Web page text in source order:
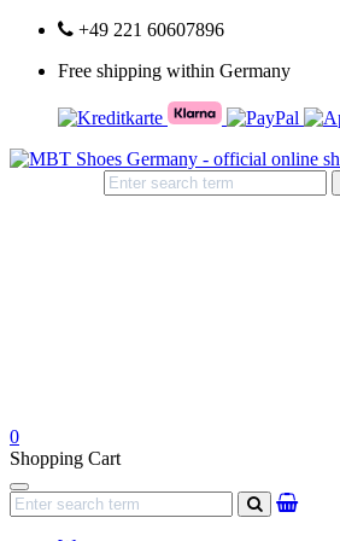
+49 221 60607896
Free shipping within Germany
0
Shopping Cart
Navigation
search